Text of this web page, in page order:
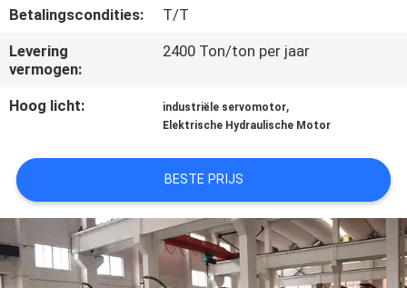
NEEM
CONTACT
ONS
OP
VRAAG
EEN
OFFERTE
Betalingscondities:
T/T
Levering
vermogen:
2400 Ton/ton per jaar
Hoog licht: industriële servomotor,
Elektrische Hydraulische Motor
BESTE PRIJS